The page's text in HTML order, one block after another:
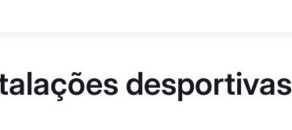
desportivas